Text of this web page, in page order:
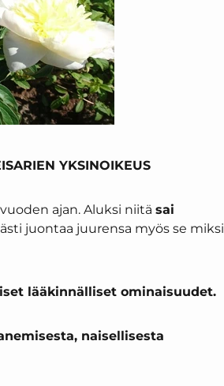
YKSINOIKEUS
ajan. Aluksi niitä sai
juontaa juurensa myös se miksi
lääkinnälliset ominaisuudet.
naisellisesta